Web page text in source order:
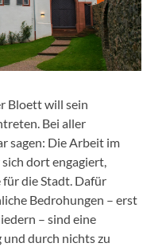
Bloett will sein
Bei aller
sagen: Die Arbeit im
dort engagiert,
die Stadt. Dafür
Bedrohungen – erst
– sind eine
durch nichts zu